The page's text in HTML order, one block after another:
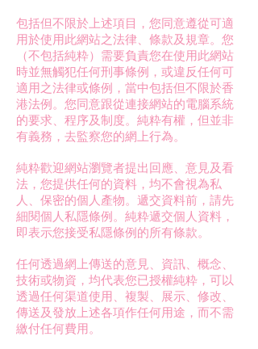
包括但不限於上述項目，您同意遵從可適
用於使用此網站之法律、條款及規章。您
（不包括純粋）需要負責您在使用此網站
時並無觸犯任何刑事條例，或違反任何可
適用之法律或條例，當中包括但不限於香
港法例。您同意跟從連接網站的電腦系統
的要求、程序及制度。純粋有權，但並非
有義務，去監察您的網上行為。
純粋歡迎網站瀏覽者提出回應、意見及看
法，您提供任何的資料，均不會視為私
人、保密的個人產物。遞交資料前，請先
細閱個人私隱條例。純粋遞交個人資料，
即表示您接受私隱條例的所有條款。
任何透過網上傳送的意見、資訊、概念、
技術或物資，均代表您已授權純粋，可以
透過任何渠道使用、複製、展示、修改、
傳送及發放上述各項作任何用途，而不需
繳付任何費用。